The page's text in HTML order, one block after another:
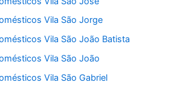
Vila São Jorge
Vila São João Batista
Vila São João
Vila São Gabriel